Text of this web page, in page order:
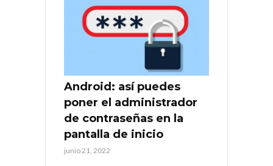
Android: así puedes
poner el administrador
de contraseñas en la
pantalla de inicio
junio 21, 2022